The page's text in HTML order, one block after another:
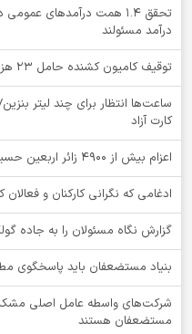
تحقق ۱.۴ همت درآمدهای
درآمد مسئولند
توقيف کامیون کشنده حامل 23 هزار لیتر گاز مایع قاچاق در نهبندان
ساعت‌ها انتظار برای چند لیتر
کارت آزاد
اعزام بیش از 4900 زائر اربعین حسینی از خراسان جنوبی
ادغامی که نگرانی کارکنان و
گزارش نگاه مسئولان را به جاده
بنیاد مستضعفان باید پاسخگوی
شرکت‌های واسطه عامل اصلی
مستضعفان هستند